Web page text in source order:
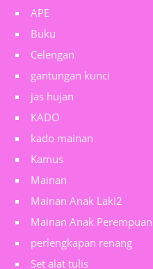
APE
Buku
Celengan
gantungan kunci
jas hujan
KADO
kado mainan
Kamus
Mainan
Mainan Anak Laki2
Mainan Anak Perempuan
perlengkapan renang
Set alat tulis